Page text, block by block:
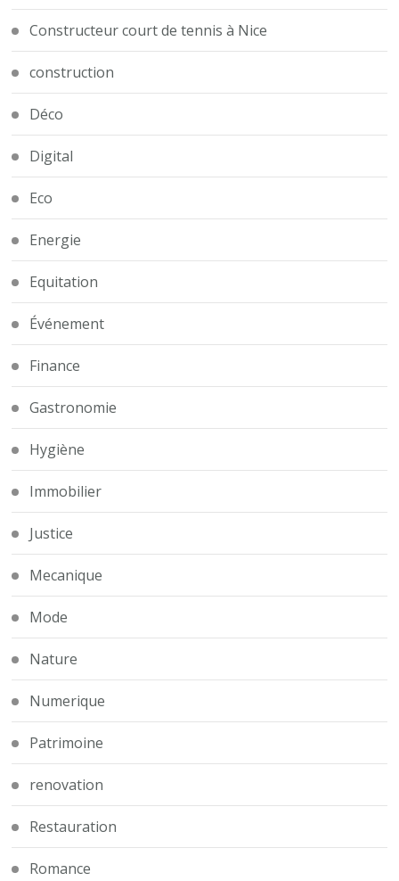
Constructeur court de tennis à Nice
construction
Déco
Digital
Eco
Energie
Equitation
Événement
Finance
Gastronomie
Hygiène
Immobilier
Justice
Mecanique
Mode
Nature
Numerique
Patrimoine
renovation
Restauration
Romance